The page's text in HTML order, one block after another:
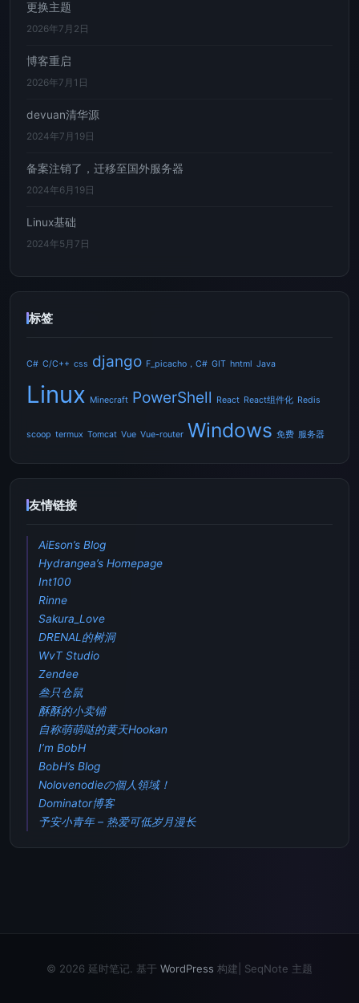
更换主题
2026年7月2日
博客重启
2026年7月1日
devuan清华源
2024年7月19日
备案注销了，迁移至国外服务器
2024年6月19日
Linux基础
2024年5月7日
标签
C# C/C++ css django F_picacho，C# GIT hntml Java
Linux Minecraft PowerShell React React组件化 Redis
scoop termux Tomcat Vue Vue-router Windows 免费 服务器
友情链接
AiEson’s Blog
Hydrangea’s Homepage
Int100
Rinne
Sakura_Love
DRENAL的树洞
WvT Studio
Zendee
叁只仓鼠
酥酥的小卖铺
自称萌萌哒的黄天Hookan
I’m BobH
BobH’s Blog
Nolovenodieの個人領域！
Dominator博客
予安小青年 – 热爱可低岁月漫长
© 2026 延时笔记. 基于 WordPress 构建| SeqNote 主题